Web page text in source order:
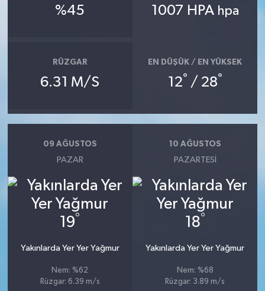
%45 1007 HPA hpa
RÜZGAR
6.31 M/S
EN DÜŞÜK / EN YÜKSEK
12° / 28°
09 AĞUSTOS
PAZAR
19°
Yakınlarda Yer Yer Yağmur
Nem: %62
Rüzgar: 6.39 m/s
10 AĞUSTOS
PAZARTESI
18°
Yakınlarda Yer Yer Yağmur
Nem: %68
Rüzgar: 3.89 m/s